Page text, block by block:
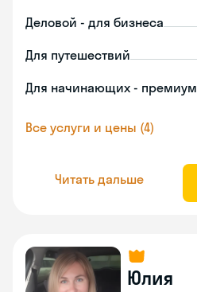
Деловой - для бизнеса
Для путешествий
Для начинающих - премиум
Все услуги и цены (4)
Читать дальше
Юлия